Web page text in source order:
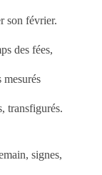
son février.
des fées,
mesurés
transfigurés.
signes,